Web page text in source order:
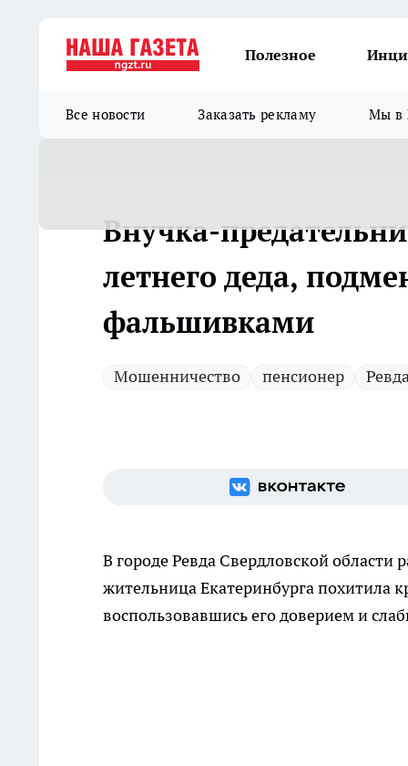
Полезное
Все новости Заказать рекламу Мы в
Внучка-
летнего деда,
фальшивками
Мошенничество пенсионер
В городе Ревда Свердловской
жительница Екатеринбурга похитила
воспользовавшись его доверием и